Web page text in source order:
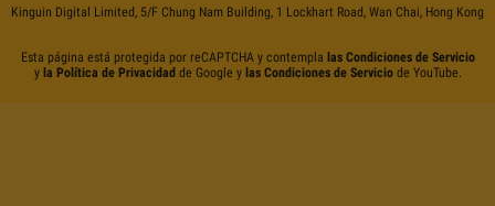
Kinguin Digital Limited, 5/F Chung Nam Building, 1 Lockhart Road, Wan Chai, Hong Kong
Esta página está protegida por reCAPTCHA y contempla las Condiciones de Servicio
y la Política de Privacidad de Google y las Condiciones de Serviciode YouTube.